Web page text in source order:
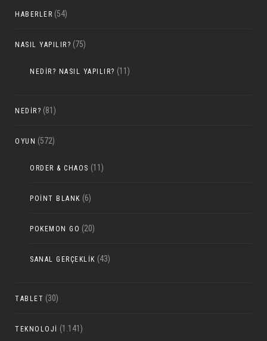
HABERLER (54)
NASIL YAPILIR? (75)
NEDIR? NASIL YAPILIR? (11)
NEDIR? (81)
OYUN (572)
ORDER & CHAOS (11)
POINT BLANK (6)
POKEMON GO (20)
SANAL GERÇEKLIK (43)
TABLET (30)
TEKNOLOJI (1.141)